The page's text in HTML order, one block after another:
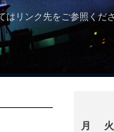
リンク先をご参照くださ
月 火